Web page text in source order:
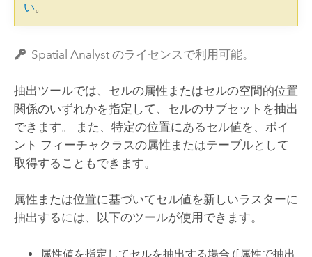
い。
Spatial Analyst のライセンスで利用可能。
抽出ツールでは、セルの属性またはセルの空間的位置
関係のいずれかを指定して、セルのサブセットを抽出
できます。 また、特定の位置にあるセル値を、ポイ
ント フィーチャクラスの属性またはテーブルとして
取得することもできます。
属性または位置に基づいてセル値を新しいラスターに
抽出するには、以下のツールが使用できます。
属性値を指定してセルを抽出する場合 ([属性で抽出